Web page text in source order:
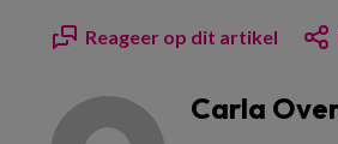
Reageer op dit artikel
Carla